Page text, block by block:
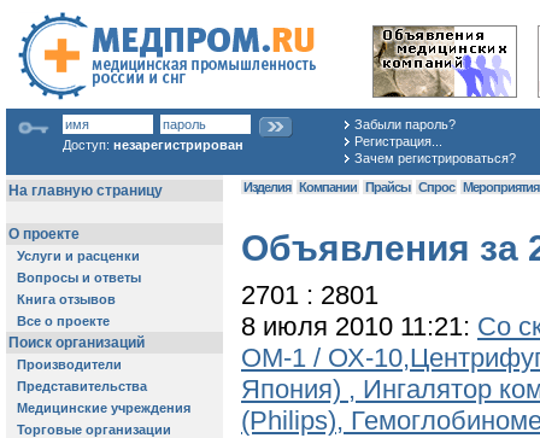
Доступ: незарегистрирован
Забыли пароль?
Регистрация...
Зачем регистрироваться?
Изделия Компании Прайсы Спрос Мероприятия
Объявления за
2701 : 2801
8 июля 2010 11:21: Со
ОМ-1 / ОХ-
Япония) , Ингалятор
(Philips),